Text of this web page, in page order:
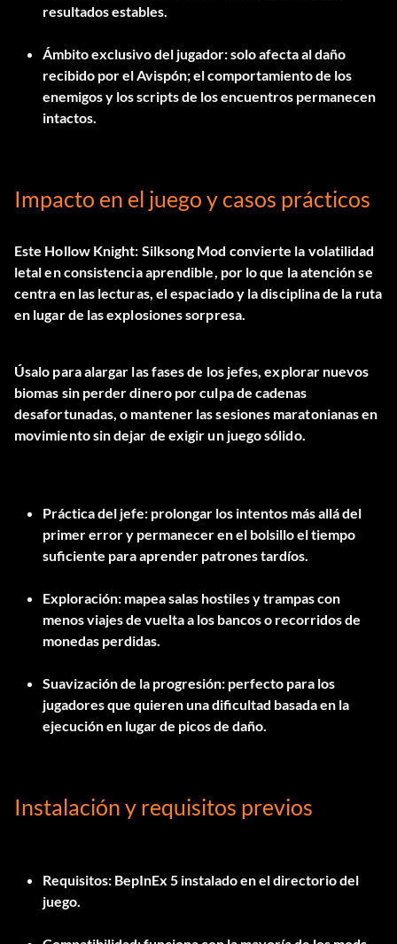
resultados estables.
Ámbito exclusivo del jugador: solo afecta al daño
recibido por el Avispón; el comportamiento de los
enemigos y los scripts de los encuentros permanecen
intactos.
Impacto en el juego y casos prácticos
Este Hollow Knight: Silksong Mod convierte la volatilidad
letal en consistencia aprendible, por lo que la atención se
centra en las lecturas, el espaciado y la disciplina de la ruta
en lugar de las explosiones sorpresa.
Úsalo para alargar las fases de los jefes, explorar nuevos
biomas sin perder dinero por culpa de cadenas
desafortunadas, o mantener las sesiones maratonianas en
movimiento sin dejar de exigir un juego sólido.
Práctica del jefe: prolongar los intentos más allá del
primer error y permanecer en el bolsillo el tiempo
suficiente para aprender patrones tardíos.
Exploración: mapea salas hostiles y trampas con
menos viajes de vuelta a los bancos o recorridos de
monedas perdidas.
Suavización de la progresión: perfecto para los
jugadores que quieren una dificultad basada en la
ejecución en lugar de picos de daño.
Instalación y requisitos previos
Requisitos: BepInEx 5 instalado en el directorio del
juego.